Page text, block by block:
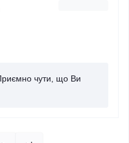
чути, що Ви